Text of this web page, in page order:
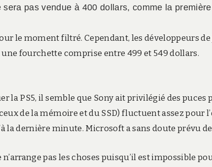
sera pas vendue à 400 dollars, comme la
le moment filtré. Cependant, les développeurs
fourchette comprise entre 499 et 549 dollars.
la PS5, il semble que Sony ait privilégié des
de la mémoire et du SSD) fluctuent assez pour
la dernière minute. Microsoft a sans doute prévu
n’arrange pas les choses puisqu’il est impossible